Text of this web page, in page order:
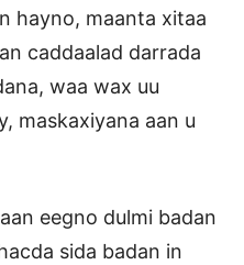
hayno, maanta xitaa
caddaalad darrada
waa wax uu
maskaxiyana aan u
eegno dulmi badan
sida badan in